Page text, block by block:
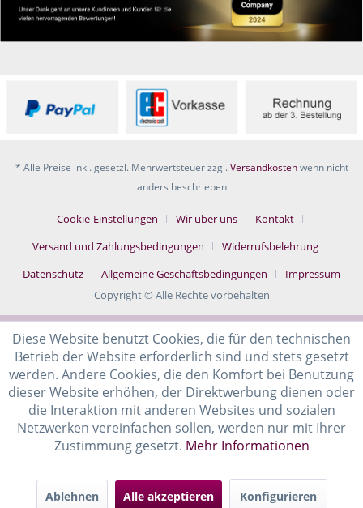
* Alle Preise inkl. gesetzl. Mehrwertsteuer zzgl.Versandkostenwenn nicht
anders beschrieben
Cookie-Einstellungen Wir über uns
Kontakt
Versand und Zahlungsbedingungen
Widerrufsbelehrung
Datenschutz
Allgemeine Geschäftsbedingungen
Impressum
Copyright © Alle Rechte vorbehalten
Diese Website benutzt Cookies, die für den technischen
Betrieb der Website erforderlich sind und stets gesetzt
werden. Andere Cookies, die den Komfort bei Benutzung
dieser Website erhöhen, der Direktwerbung dienen oder
die Interaktion mit anderen Websites und sozialen
Netzwerken vereinfachen sollen, werden nur mit Ihrer
Zustimmung gesetzt. Mehr Informationen
Ablehnen Alle akzeptieren Konfigurieren